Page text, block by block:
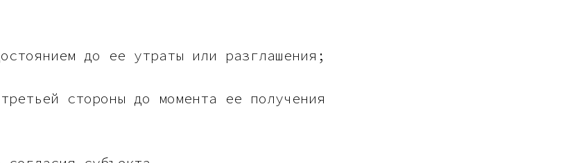
до ее утраты или разглашения;
стороны до момента ее получения